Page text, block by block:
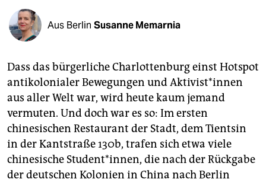
fragen & hilfe
abo
genossenschaft
epaper login
Aus Berlin Susanne Memarnia
Dass das bürgerliche Charlottenburg einst Hotspot
antikolonialer Bewegungen und Ak­ti­vis­t*in­nen
aus aller Welt war, wird heute kaum jemand
vermuten. Und doch war es so: Im ersten
chinesischen Restaurant der Stadt, dem Tientsin
in der Kantstraße 130b, trafen sich etwa viele
chinesische Student*innen, die nach der Rückgabe
der deutschen Kolonien in China nach Berlin